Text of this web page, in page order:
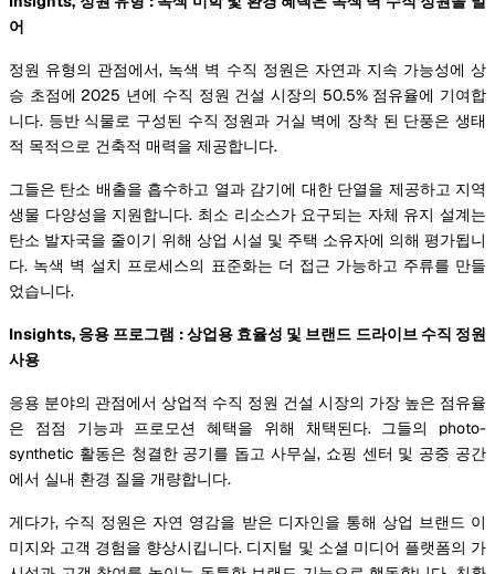
어
정원 유형의 관점에서, 녹색 벽 수직 정원은 자연과 지속 가능성에 상
승 초점에 2025 년에 수직 정원 건설 시장의 50.5% 점유율에 기여합
니다. 등반 식물로 구성된 수직 정원과 거실 벽에 장착 된 단풍은 생태
적 목적으로 건축적 매력을 제공합니다.
그들은 탄소 배출을 흡수하고 열과 감기에 대한 단열을 제공하고 지역
생물 다양성을 지원합니다. 최소 리소스가 요구되는 자체 유지 설계는
탄소 발자국을 줄이기 위해 상업 시설 및 주택 소유자에 의해 평가됩니
다. 녹색 벽 설치 프로세스의 표준화는 더 접근 가능하고 주류를 만들
었습니다.
Insights, 응용 프로그램 : 상업용 효율성 및 브랜드 드라이브 수직 정원
사용
응용 분야의 관점에서 상업적 수직 정원 건설 시장의 가장 높은 점유율
은 점점 기능과 프로모션 혜택을 위해 채택된다. 그들의 photo-
synthetic 활동은 청결한 공기를 돕고 사무실, 쇼핑 센터 및 공중 공간
에서 실내 환경 질을 개량합니다.
게다가, 수직 정원은 자연 영감을 받은 디자인을 통해 상업 브랜드 이
미지와 고객 경험을 향상시킵니다. 디지털 및 소셜 미디어 플랫폼의 가